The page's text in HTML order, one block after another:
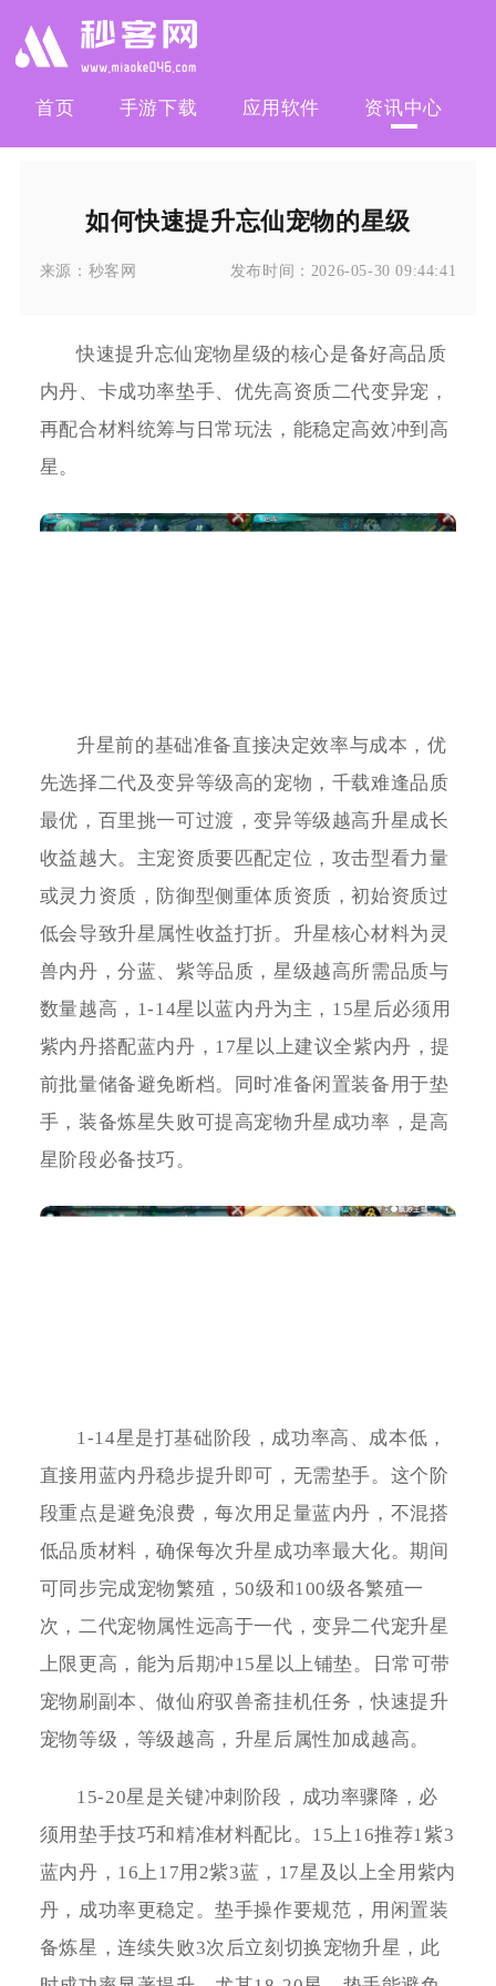
首页 手游下载 应用软件 资讯中心
如何快速提升忘仙宠物的星级
来源： 秒客网 发布时间： 2026-05-30 09:44:41
快速提升忘仙宠物星级的核心是备好高品质
内丹、卡成功率垫手、优先高资质二代变异宠，
再配合材料统筹与日常玩法，能稳定高效冲到高
星。
升星前的基础准备直接决定效率与成本，优
先选择二代及变异等级高的宠物，千载难逢品质
最优，百里挑一可过渡，变异等级越高升星成长
收益越大。主宠资质要匹配定位，攻击型看力量
或灵力资质，防御型侧重体质资质，初始资质过
低会导致升星属性收益打折。升星核心材料为灵
兽内丹，分蓝、紫等品质，星级越高所需品质与
数量越高，1-14星以蓝内丹为主，15星后必须用
紫内丹搭配蓝内丹，17星以上建议全紫内丹，提
前批量储备避免断档。同时准备闲置装备用于垫
手，装备炼星失败可提高宠物升星成功率，是高
星阶段必备技巧。
1-14星是打基础阶段，成功率高、成本低，
直接用蓝内丹稳步提升即可，无需垫手。这个阶
段重点是避免浪费，每次用足量蓝内丹，不混搭
低品质材料，确保每次升星成功率最大化。期间
可同步完成宠物繁殖，50级和100级各繁殖一
次，二代宠物属性远高于一代，变异二代宠升星
上限更高，能为后期冲15星以上铺垫。日常可带
宠物刷副本、做仙府驭兽斋挂机任务，快速提升
宠物等级，等级越高，升星后属性加成越高。
15-20星是关键冲刺阶段，成功率骤降，必
须用垫手技巧和精准材料配比。15上16推荐1紫3
蓝内丹，16上17用2紫3蓝，17星及以上全用紫内
丹，成功率更稳定。垫手操作要规范，用闲置装
备炼星，连续失败3次后立刻切换宠物升星，此